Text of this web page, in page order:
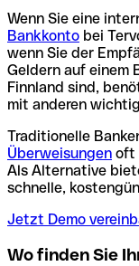
Wenn Sie eine
Bankkonto bei
wenn Sie der
Geldern auf einem
Finnland sind,
mit anderen
Traditionelle
Überweisungen oft
Als Alternative
schnelle,
Jetzt Demo
Wo finden Sie